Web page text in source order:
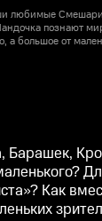
любимые
познают
а большое от
такое день и
Барашек,
Как